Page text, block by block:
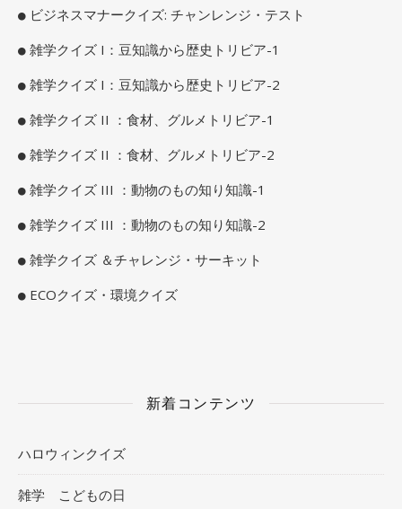
ビジネスマナークイズ: チャンレンジ・テスト
雑学クイズ I：豆知識から歴史トリビア-1
雑学クイズ I：豆知識から歴史トリビア-2
雑学クイズ II ：食材、グルメトリビア-1
雑学クイズ II ：食材、グルメトリビア-2
雑学クイズ III ：動物のもの知り知識-1
雑学クイズ III ：動物のもの知り知識-2
雑学クイズ ＆チャレンジ・サーキット
ECOクイズ・環境クイズ
新着コンテンツ
ハロウィンクイズ
雑学 こどもの日